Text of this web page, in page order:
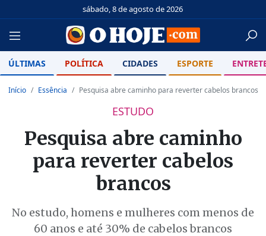
sábado, 8 de agosto de 2026
ÚLTIMAS POLÍTICA CIDADES ESPORTE
Início Essência Pesquisa abre caminho para reverter cabelos brancos
ESTUDO
Pesquisa abre caminho
para reverter cabelos
brancos
No estudo, homens e mulheres com menos de
60 anos e até 30% de cabelos brancos